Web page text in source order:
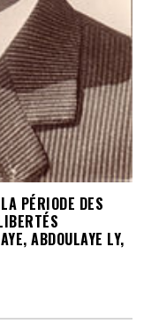
PÉRIODE DES
ABDOULAYE LY,